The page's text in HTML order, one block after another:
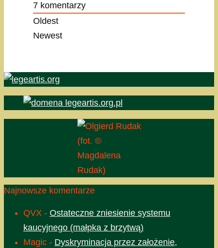
7 komentarzy
Oldest
Newest
(fot. ©
Magdalena
Rudak)
Najnowsze komentarze
QVX - Ostateczne zniesienie systemu
kaucyjnego (małpka z brzytwą)
Magic - Dyskryminacja przez założenie,